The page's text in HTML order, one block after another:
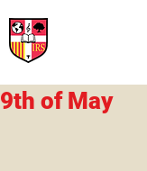
9th of May